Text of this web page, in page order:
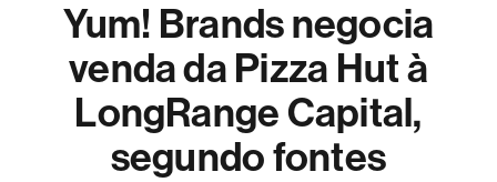
Yum! Brands negocia
venda da Pizza Hut à
LongRange Capital,
segundo fontes